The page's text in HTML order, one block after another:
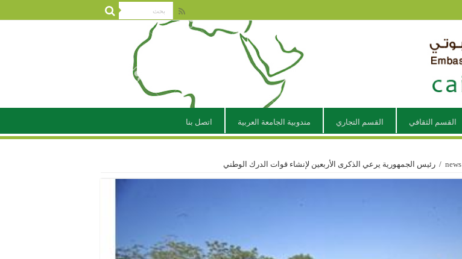
القسم الثقافي القسم التجاري مندوبية الجامعة العربية اتصل بنا
news
/ رئيس الجمهورية يرعي الذكرى الأربعين لإنشاء قوات الدرك الوطني